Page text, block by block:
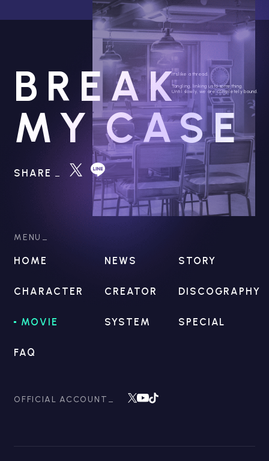
BREAK
MY CASE
It's like a thread.
Tangling, linking us to something.
Until slowly, we are completely bound.
SHARE
MENU
HOME NEWS STORY
CHARACTER CREATOR DISCOGRAPHY
MOVIE SYSTEM SPECIAL
FAQ
OFFICIAL ACCOUNT